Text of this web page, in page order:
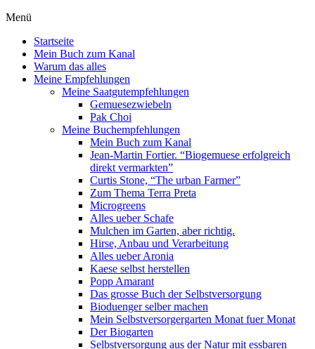
Menü
Startseite
Mein Buch zum Kanal
Warum das alles
Meine Empfehlungen
Meine Saatgutempfehlungen
Gemuesezwiebeln
Pak Choi
Meine Buchempfehlungen
Mein Buch zum Kanal
Jean-Martin Fortier. “Biogemuese erfolgreich
direkt vermarkten”
Curtis Stone, “The urban Farmer”
Zum Thema Terra Preta
Microgreens
Alles ueber Schafe
Mulchen im Garten, aber richtig.
Hirse, Anbau und Verarbeitung
Alles ueber Aronia
Kaese selbst herstellen
Popp Amarant
Das grosse Buch der Selbstversorgung
Bioduenger selber machen
Mein Selbstversorgergarten Monat fuer Monat
Der Biogarten
Selbstversorgung aus der Natur mit essbaren